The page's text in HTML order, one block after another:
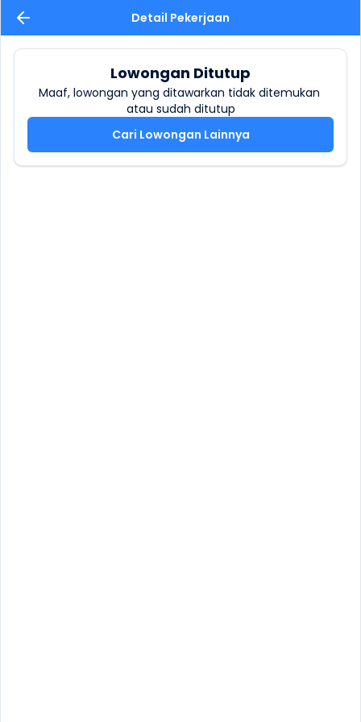
Detail Pekerjaan
Lowongan Ditutup
Maaf, lowongan yang ditawarkan tidak ditemukan
atau sudah ditutup
Cari Lowongan Lainnya